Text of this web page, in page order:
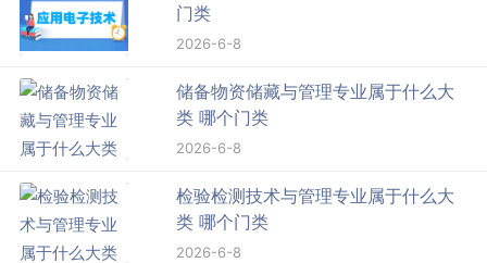
门类
2026-6-8
储备物资储藏与管理专业属于什么大
类 哪个门类
2026-6-8
检验检测技术与管理专业属于什么大
类 哪个门类
2026-6-8